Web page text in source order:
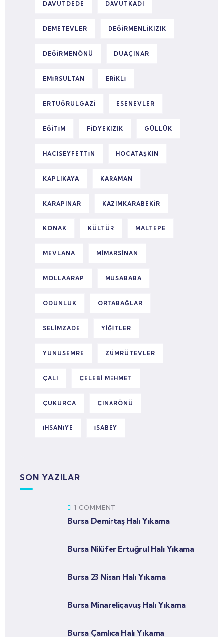
DAVUTDEDE DAVUTKADI
DEMETEVLER DEĞIRMENLIKIZIK
DEĞIRMENÖNÜ DUAÇINAR
EMIRSULTAN ERIKLI
ERTUĞRULGAZI ESENEVLER
EĞITIM FIDYEKIZIK GÜLLÜK
HACISEYFETTIN HOCATAŞKIN
KAPLIKAYA KARAMAN
KARAPINAR KAZIMKARABEKIR
KONAK KÜLTÜR MALTEPE
MEVLANA MIMARSINAN
MOLLAARAP MUSABABA
ODUNLUK ORTABAĞLAR
SELIMZADE YIĞITLER
YUNUSEMRE ZÜMRÜTEVLER
ÇALI ÇELEBI MEHMET
ÇUKURCA ÇINARÖNÜ
İHSANIYE İSABEY
SON YAZILAR
1 COMMENT
Bursa Demirtaş Halı Yıkama
Bursa Nilüfer Ertuğrul Halı Yıkama
Bursa 23 Nisan Halı Yıkama
Bursa Minareliçavuş Halı Yıkama
Bursa Çamlıca Halı Yıkama